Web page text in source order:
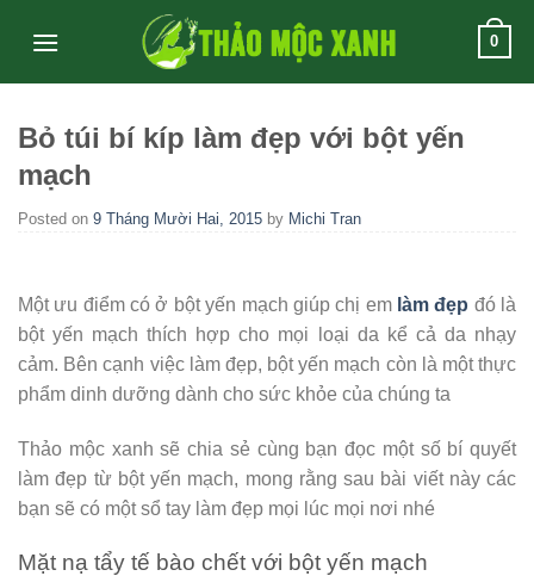
0
Bỏ túi bí kíp làm đẹp với bột yến
mạch
Posted on 9 Tháng Mười Hai, 2015 by Michi Tran
Một ưu điểm có ở bột yến mạch giúp chị em làm đẹp đó là
bột yến mạch thích hợp cho mọi loại da kể cả da nhạy
cảm. Bên cạnh việc làm đẹp, bột yến mạch còn là một thực
phẩm dinh dưỡng dành cho sức khỏe của chúng ta
Thảo mộc xanh sẽ chia sẻ cùng bạn đọc một số bí quyết
làm đẹp từ bột yến mạch, mong rằng sau bài viết này các
bạn sẽ có một sổ tay làm đẹp mọi lúc mọi nơi nhé
Mặt nạ tẩy tế bào chết với bột yến mạch